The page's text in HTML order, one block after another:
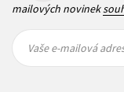
mailových novinek
mailová
mailová
Vaše e-mailová